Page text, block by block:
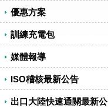
優惠方案
訓練充電包
媒體報導
ISO稽核最新公告
出口大陸快速通關最新公